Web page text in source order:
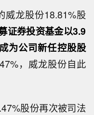
威龙股份18.81%股
证券投资基金以3.9
为公司新任控股股
，威龙股份自此
股份再次被司法